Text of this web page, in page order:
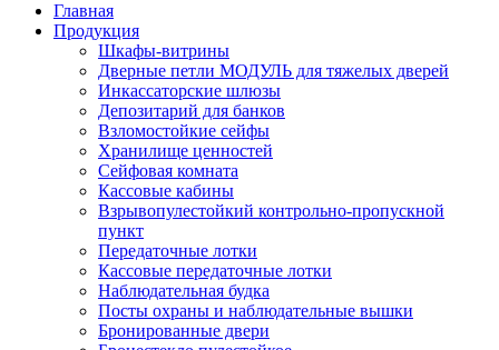
Главная
Продукция
Шкафы-витрины
Дверные петли МОДУЛЬ для тяжелых дверей
Инкассаторские шлюзы
Депозитарий для банков
Взломостойкие сейфы
Хранилище ценностей
Сейфовая комната
Кассовые кабины
Взрывопулестойкий контрольно-пропускной
пункт
Передаточные лотки
Кассовые передаточные лотки
Наблюдательная будка
Посты охраны и наблюдательные вышки
Бронированные двери